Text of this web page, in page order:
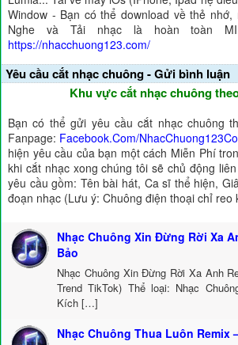
Window - Bạn có thể download về thẻ
Nghe và Tải nhạc là hoàn toàn
https://nhacchuong123.com/
Yêu cầu cắt nhạc chuông - Gửi bình luận
Khu vực cắt nhạc chuông
Bạn có thể gửi yêu cầu cắt nhạc chuông
Fanpage: Facebook.Com/
hiện yêu cầu của bạn một cách Miễn Phí
khi cắt nhạc xong chúng tôi sẽ chủ động
yêu cầu gồm: Tên bài hát, Ca sĩ thể hiện,
đoạn nhạc (Lưu ý: Chuông điện thoại chỉ reo
Nhạc Chuông Xin Đừng Rời Xa
Bảo
Nhạc Chuông Xin Đừng Rời Xa Anh
Trend TikTok) Thể loại: Nhạc
Kích […]
Nhạc Chuông Thua Luôn Remix